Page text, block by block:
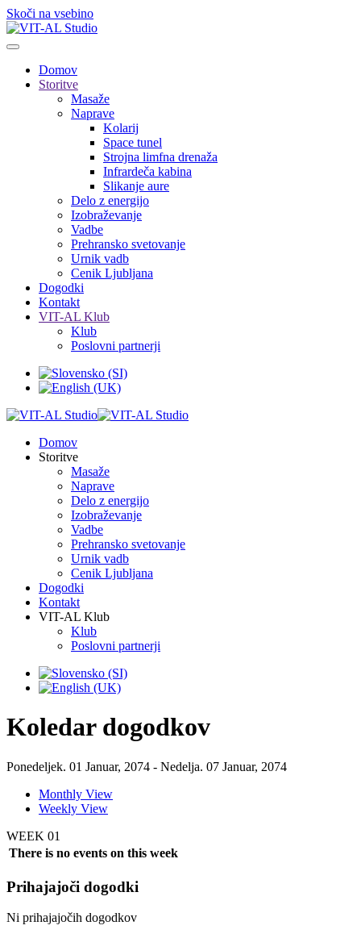
Skoči na vsebino
Domov
Storitve
Masaže
Naprave
Kolarij
Space tunel
Strojna limfna drenaža
Infrardeča kabina
Slikanje aure
Delo z energijo
Izobraževanje
Vadbe
Prehransko svetovanje
Urnik vadb
Cenik Ljubljana
Dogodki
Kontakt
VIT-AL Klub
Klub
Poslovni partnerji
Domov
Storitve
Masaže
Naprave
Delo z energijo
Izobraževanje
Vadbe
Prehransko svetovanje
Urnik vadb
Cenik Ljubljana
Dogodki
Kontakt
VIT-AL Klub
Klub
Poslovni partnerji
Koledar dogodkov
Ponedeljek. 01 Januar, 2074 - Nedelja. 07 Januar, 2074
Monthly View
Weekly View
WEEK 01
There is no events on this week
Prihajajoči dogodki
Ni prihajajočih dogodkov